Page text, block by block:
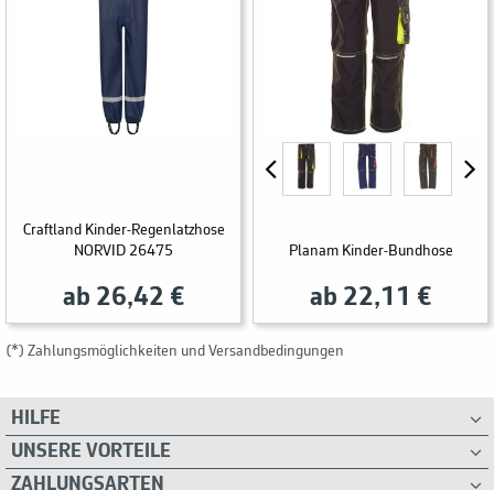
Craftland Kinder-Regenlatzhose
NORVID 26475
ab 26,42 €
Planam Kinder-Bundhose
ab 22,11 €
(*) Zahlungsmöglichkeiten und Versandbedingungen
HILFE
UNSERE VORTEILE
ZAHLUNGSARTEN